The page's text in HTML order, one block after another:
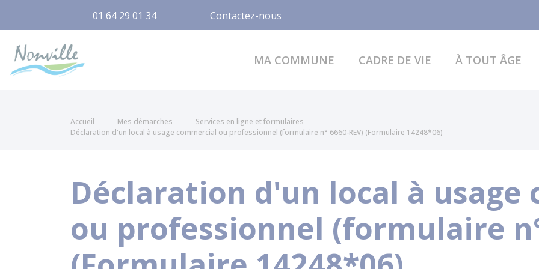
01 64 29 01 34 Contactez-nous
MA COMMUNE CADRE DE VIE À TOUT ÂGE
Accueil Mes démarches
Services en ligne et formulaires
Déclaration d'un local à usage commercial ou professionnel (formulaire n° 6660-REV) (Formulaire 14248*06)
Déclaration d'un local à usage
ou professionnel (formulaire n°